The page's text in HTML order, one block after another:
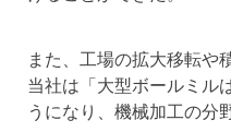
また、工場の拡大移転や
当社は「大型ボールミル
うになり、機械加工の分